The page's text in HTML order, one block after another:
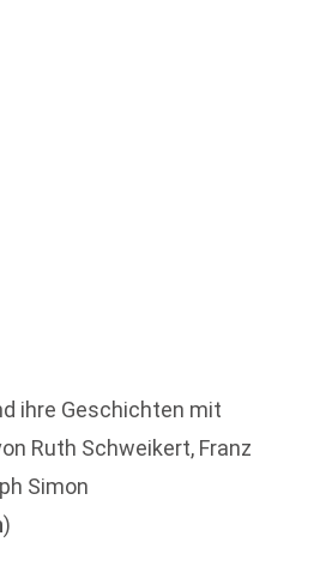
ihre Geschichten mit
Ruth Schweikert, Franz
Simon
)